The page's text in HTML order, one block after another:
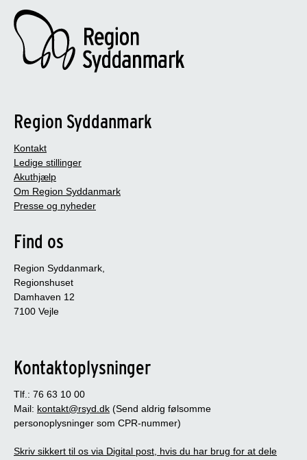
Region Syddanmark
Kontakt
Ledige stillinger
Akuthjælp
Om Region Syddanmark
Presse og nyheder
Find os
Region Syddanmark,
Regionshuset
Damhaven 12
7100 Vejle
Kontaktoplysninger
Tlf.: 76 63 10 00
Mail: kontakt@rsyd.dk (Send aldrig følsomme
personoplysninger som CPR-nummer)
Skriv sikkert til os via Digital post, hvis du har brug for at dele